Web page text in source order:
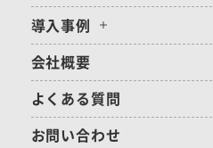
導入事例
会社概要
よくある質問
お問い合わせ